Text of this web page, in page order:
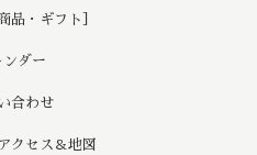
品・ギフト］
ンダー
合わせ
クセス＆地図